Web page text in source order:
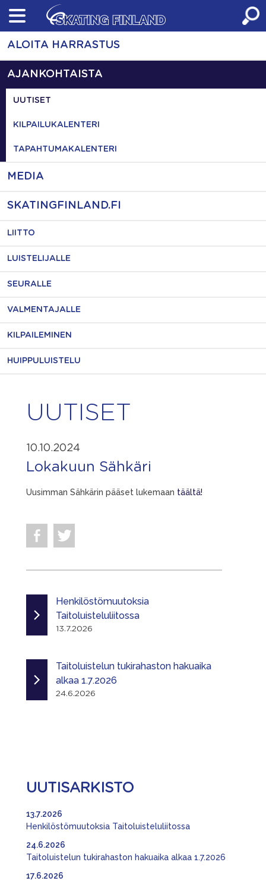
Skip
content
ALOITA HARRASTUS
AJANKOHTAISTA
UUTISET
KILPAILUKALENTERI
TAPAHTUMAKALENTERI
MEDIA
SKATINGFINLAND.FI
LIITTO
LUISTELIJALLE
SEURALLE
VALMENTAJALLE
KILPAILEMINEN
HUIPPULUISTELU
UUTISET
10.10.2024
Lokakuun Sähkäri
Uusimman Sähkärin pääset lukemaan täältä!
Henkilöstömuutoksia
Taitoluisteluliitossa
13.7.2026
Taitoluistelun tukirahaston hakuaika
alkaa 1.7.2026
24.6.2026
UUTISARKISTO
Henkilöstömuutoksia Taitoluisteluliitossa
13.7.2026
Taitoluistelun tukirahaston hakuaika alkaa 1.7.2026
24.6.2026
17.6.2026